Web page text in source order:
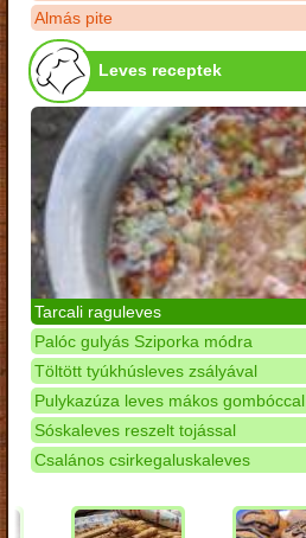
Almás pite
Leves receptek
Tarcali raguleves
Palóc gulyás Sziporka módra
Töltött tyúkhúsleves zsályával
Pulykazúza leves mákos gombóccal
Sóskaleves reszelt tojással
Csalános csirkegaluskaleves